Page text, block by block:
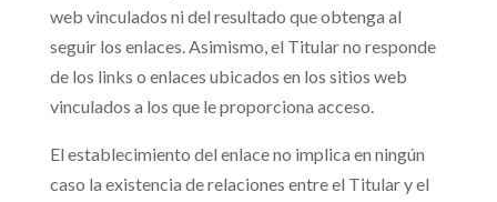
web vinculados ni del resultado que obtenga al
seguir los enlaces. Asimismo, el Titular no responde
de los links o enlaces ubicados en los sitios web
vinculados a los que le proporciona acceso.
El establecimiento del enlace no implica en ningún
caso la existencia de relaciones entre el Titular y el